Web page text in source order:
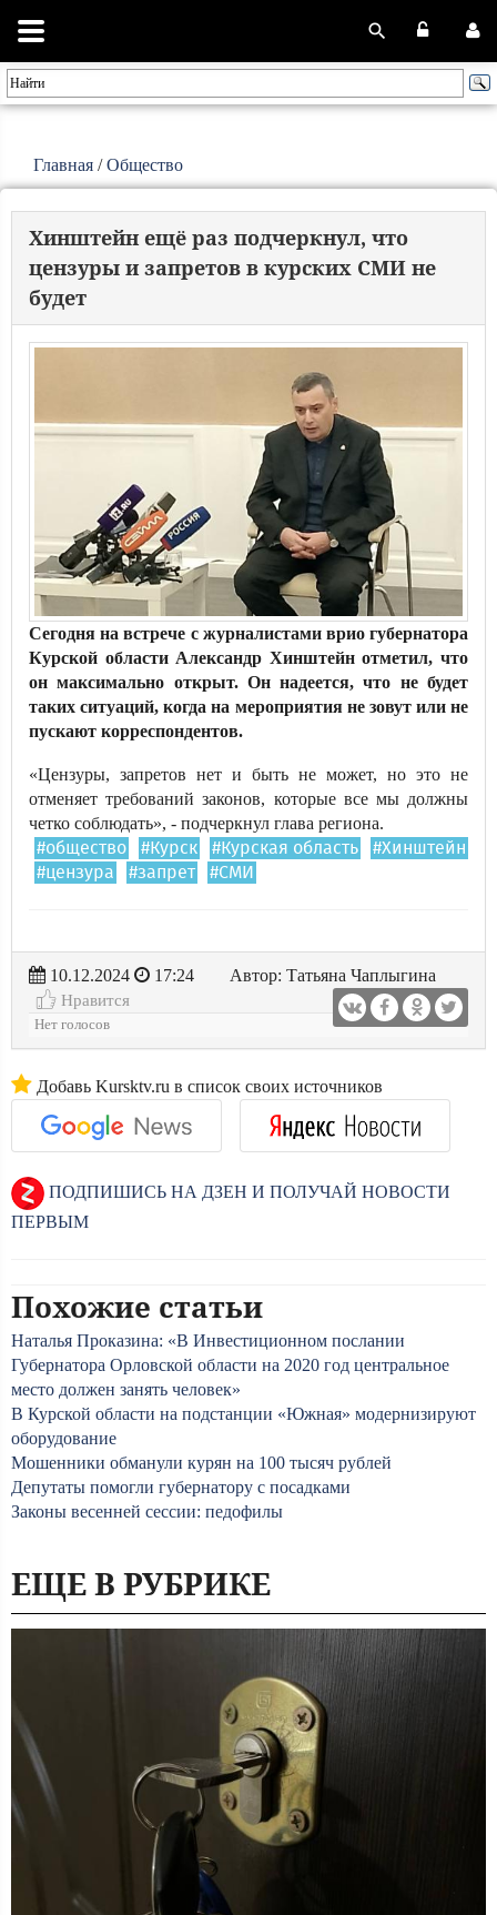
Главная /Общество
Хинштейн ещё раз подчеркнул, что
цензуры и запретов в курских СМИ не
будет
Сегодня на встрече с журналистами врио губернатора
Курской области Александр Хинштейн отметил, что
он максимально открыт. Он надеется, что не будет
таких ситуаций, когда на мероприятия не зовут или не
пускают корреспондентов.
«Цензуры, запретов нет и быть не может, но это не
отменяет требований законов, которые все мы должны
четко соблюдать», - подчеркнул глава региона.
#общество #Курск #Курская область
#Хинштейн
#цензура
#запрет #СМИ
10.12.2024 17:24
Автор: Татьяна Чаплыгина
Нравится
Нет голосов
Добавь Kursktv.ru в список своих источников
ПОДПИШИСЬ НА ДЗЕН И ПОЛУЧАЙ НОВОСТИ
ПЕРВЫМ
Похожие статьи
Наталья Проказина: «В Инвестиционном послании
Губернатора Орловской области на 2020 год центральное
место должен занять человек»
В Курской области на подстанции «Южная» модернизируют
оборудование
Мошенники обманули курян на 100 тысяч рублей
Депутаты помогли губернатору с посадками
Законы весенней сессии: педофилы
ЕЩЕ В РУБРИКЕ